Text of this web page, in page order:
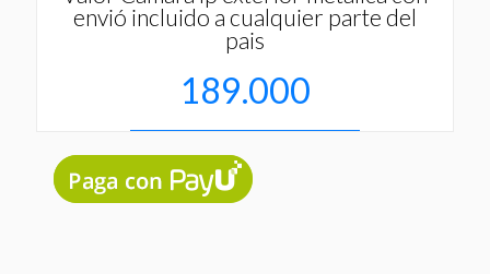
envió incluido a cualquier parte del
pais
189.000